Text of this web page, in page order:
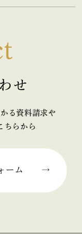
せ
る資料請求や
ちらから
ーム